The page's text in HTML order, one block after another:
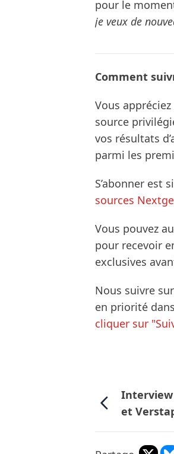
pour le
je veux de
Comment
Vous
source
vos résultats
parmi les
S’abonner est
sources
Vous pouvez
pour recevoir
exclusives
Nous suivre
en priorité
cliquer sur
Interview
et